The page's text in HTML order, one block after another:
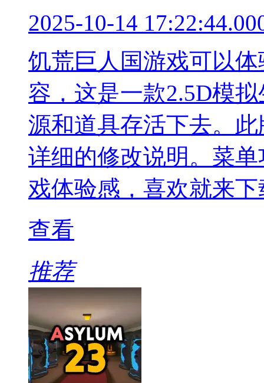
2025-10-14
饥荒巨人国游戏可以
容，这是一款2.5D模
源和道具存活下去。
详细的修改说明。菜
戏体验感，喜欢就来
查看
推荐